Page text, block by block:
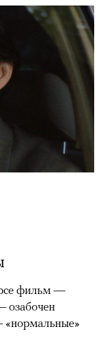
фильм —
озабочен
«нормальные»